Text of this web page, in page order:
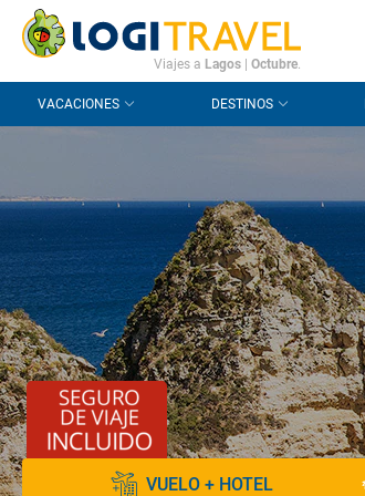
CONTACTO PREGUNTAS FRECUENTES
Viajes a Lagos| Octubre.
VACACIONES DESTINOS
VUELO + HOTEL